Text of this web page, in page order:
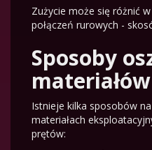
Zużycie może się różnić
połączeń rurowych -
Sposoby
materiałów
Istnieje kilka sposobów
materiałach
prętów: